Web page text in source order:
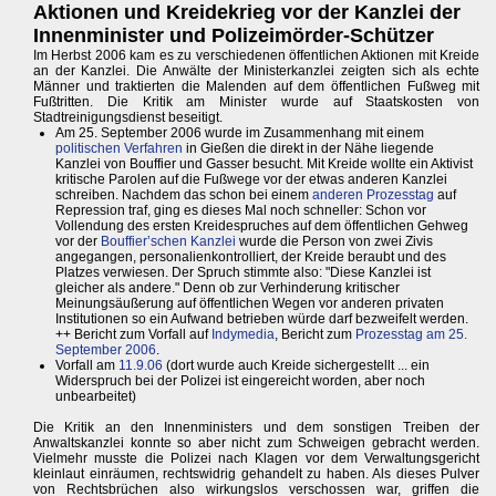
Aktionen und Kreidekrieg vor der Kanzlei der
Innenminister und Polizeimörder-Schützer
Im Herbst 2006 kam es zu verschiedenen öffentlichen Aktionen mit Kreide
an der Kanzlei. Die Anwälte der Ministerkanzlei zeigten sich als echte
Männer und traktierten die Malenden auf dem öffentlichen Fußweg mit
Fußtritten. Die Kritik am Minister wurde auf Staatskosten von
Stadtreinigungsdienst beseitigt.
Am 25. September 2006 wurde im Zusammenhang mit einem
politischen Verfahren in Gießen die direkt in der Nähe liegende
Kanzlei von Bouffier und Gasser besucht. Mit Kreide wollte ein Aktivist
kritische Parolen auf die Fußwege vor der etwas anderen Kanzlei
schreiben. Nachdem das schon bei einem anderen Prozesstag auf
Repression traf, ging es dieses Mal noch schneller: Schon vor
Vollendung des ersten Kreidespruches auf dem öffentlichen Gehweg
vor der Bouffier’schen Kanzlei wurde die Person von zwei Zivis
angegangen, personalienkontrolliert, der Kreide beraubt und des
Platzes verwiesen. Der Spruch stimmte also: "Diese Kanzlei ist
gleicher als andere." Denn ob zur Verhinderung kritischer
Meinungsäußerung auf öffentlichen Wegen vor anderen privaten
Institutionen so ein Aufwand betrieben würde darf bezweifelt werden.
++ Bericht zum Vorfall auf Indymedia, Bericht zum Prozesstag am 25.
September 2006.
Vorfall am 11.9.06 (dort wurde auch Kreide sichergestellt ... ein
Widerspruch bei der Polizei ist eingereicht worden, aber noch
unbearbeitet)
Die Kritik an den Innenministers und dem sonstigen Treiben der
Anwaltskanzlei konnte so aber nicht zum Schweigen gebracht werden.
Vielmehr musste die Polizei nach Klagen vor dem Verwaltungsgericht
kleinlaut einräumen, rechtswidrig gehandelt zu haben. Als dieses Pulver
von Rechtsbrüchen also wirkungslos verschossen war, griffen die